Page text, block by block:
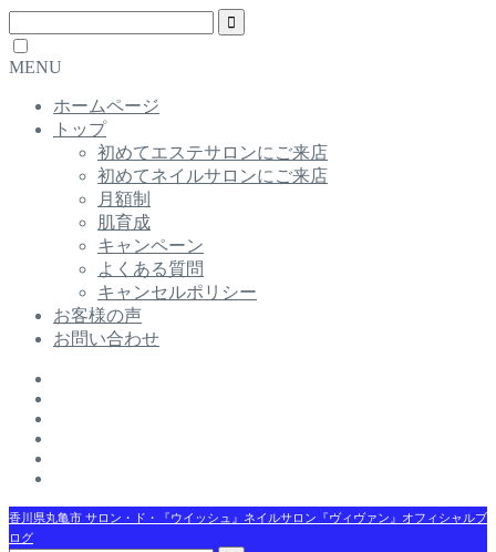
MENU
ホームページ
トップ
初めてエステサロンにご来店
初めてネイルサロンにご来店
月額制
肌育成
キャンペーン
よくある質問
キャンセルポリシー
お客様の声
お問い合わせ
香川県丸亀市 サロン・ド・『ウイッシュ』ネイルサロン『ヴィヴァン』オフィシャルブ
ログ